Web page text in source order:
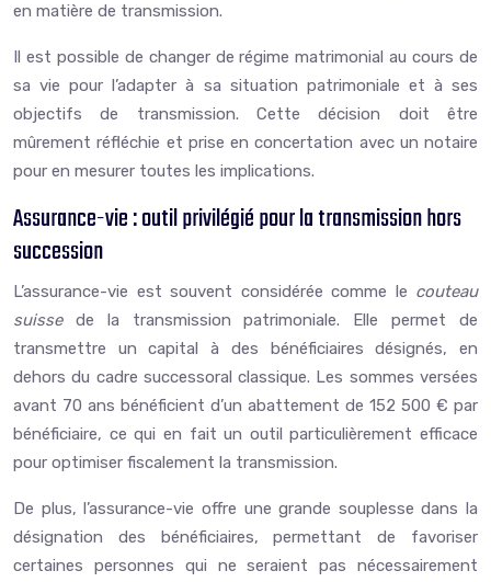
en matière de transmission.
Il est possible de changer de régime matrimonial au cours de
sa vie pour l’adapter à sa situation patrimoniale et à ses
objectifs de transmission. Cette décision doit être
mûrement réfléchie et prise en concertation avec un notaire
pour en mesurer toutes les implications.
Assurance-vie : outil privilégié pour la transmission hors
succession
L’assurance-vie est souvent considérée comme le couteau
suisse de la transmission patrimoniale. Elle permet de
transmettre un capital à des bénéficiaires désignés, en
dehors du cadre successoral classique. Les sommes versées
avant 70 ans bénéficient d’un abattement de 152 500 € par
bénéficiaire, ce qui en fait un outil particulièrement efficace
pour optimiser fiscalement la transmission.
De plus, l’assurance-vie offre une grande souplesse dans la
désignation des bénéficiaires, permettant de favoriser
certaines personnes qui ne seraient pas nécessairement